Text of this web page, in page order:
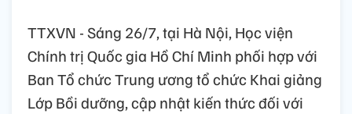
TTXVN - Sáng 26/7, tại Hà Nội, Học viện
Chính trị Quốc gia Hồ Chí Minh phối hợp với
Ban Tổ chức Trung ương tổ chức Khai giảng
Lớp Bồi dưỡng, cập nhật kiến thức đối với